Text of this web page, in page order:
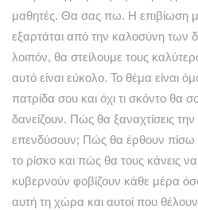
μαθητές. Θα σας πω. Η επιβίωση
εξαρτάται από την καλοσύνη των
λοιπόν, θα στείλουμε τους
αυτό είναι εύκολο. Το θέμα είναι
πατρίδα σου και όχι τι σκόντο θα
δανείζουν. Πώς θα ξαναχτίσεις την
επενδύσουν; Πώς θα έρθουν πίσω
το ρίσκο και πώς θα τους κάνεις
κυβερνούν φοβίζουν κάθε μέρα
αυτή τη χώρα και αυτοί που